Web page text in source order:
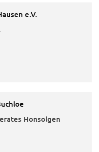
e.V.
Honsolgen